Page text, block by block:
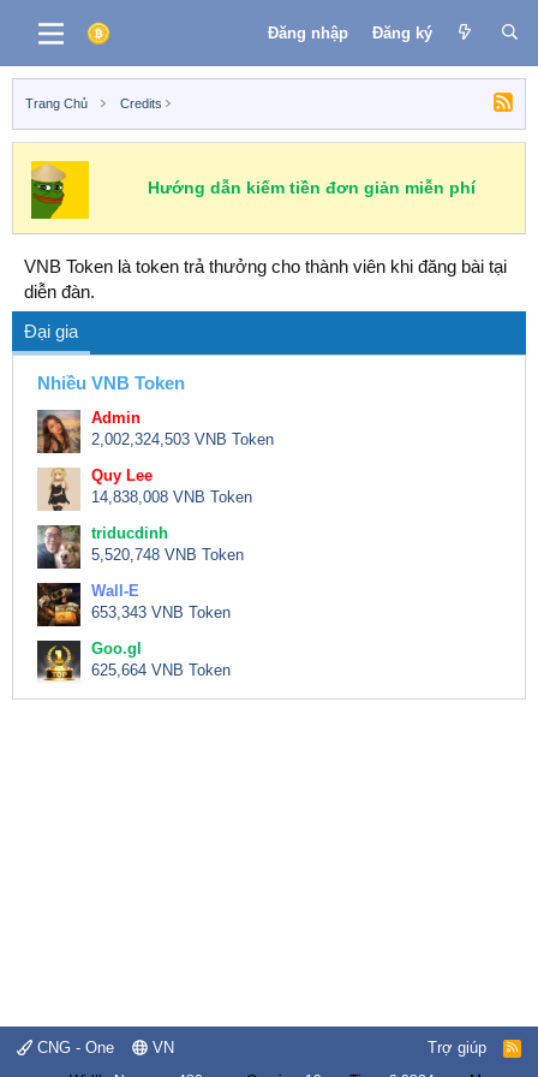
Đăng nhập Đăng ký
Trang Chủ Credits
Hướng dẫn kiếm tiền đơn giản miễn phí
VNB Token là token trả thưởng cho thành viên khi đăng bài tại
diễn đàn.
Đại gia
Nhiều VNB Token
Admin
2,002,324,503 VNB Token
Quy Lee
14,838,008 VNB Token
triducdinh
5,520,748 VNB Token
Wall-E
653,343 VNB Token
Goo.gl
625,664 VNB Token
CNG - One VN Trợ giúp
R